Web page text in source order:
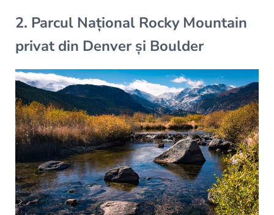
2. Parcul Național Rocky Mountain
privat din Denver și Boulder